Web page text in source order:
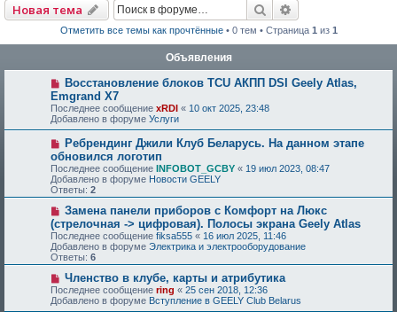
Новая тема Поиск
Отметить все темы как прочтённые• 0 тем • Страница 1 из 1
Объявления
Восстановление блоков TCU АКПП DSI Geely Atlas,
Emgrand X7
Последнее сообщение xRDI « 10 окт 2025, 23:48
Добавлено в форуме Услуги
Ребрендинг Джили Клуб Беларусь. На данном этапе
обновился логотип
Последнее сообщение INFOBOT_GCBY « 19 июл 2023, 08:47
Добавлено в форуме Новости GEELY
Ответы: 2
Замена панели приборов с Комфорт на Люкс
(стрелочная -> цифровая). Полосы экрана Geely Atlas
Последнее сообщение fiksa555 « 16 июл 2025, 11:46
Добавлено в форуме Электрика и электрооборудование
Ответы: 6
Членство в клубе, карты и атрибутика
Последнее сообщение ring « 25 сен 2018, 12:36
Добавлено в форуме Вступление в GEELY Club Belarus